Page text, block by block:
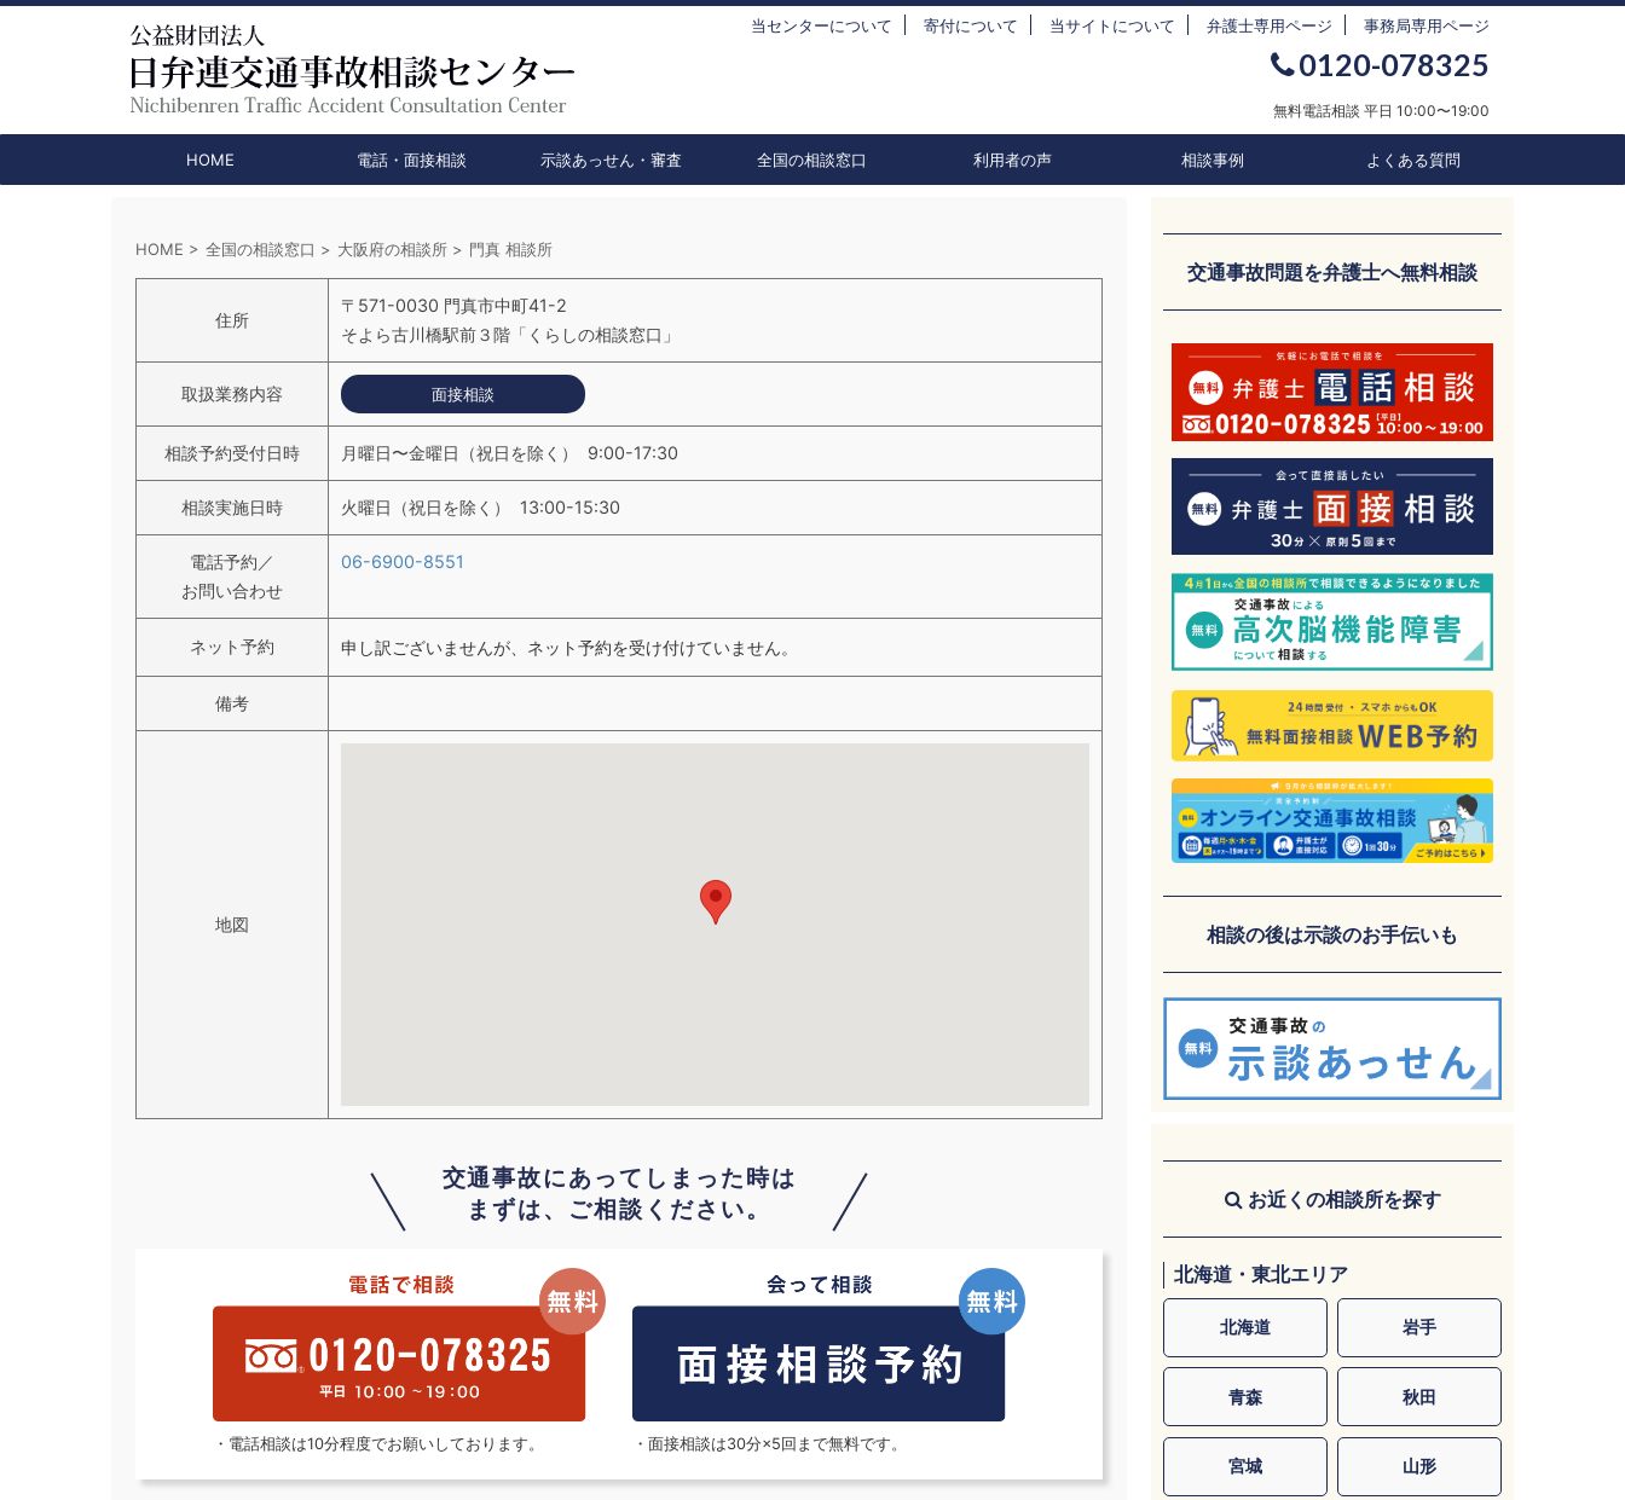
当センターについて 寄付について 当サイトについて 弁護士専用ページ 事務局専用ページ
0120-078325
無料電話相談 平日 10:00〜19:00
HOME 電話・面接相談 示談あっせん・審査 全国の相談窓口 利用者の声 相談事例 よくある質問
HOME > 全国の相談窓口 > 大阪府の相談所 > 門真 相談所
住所
〒571-0030 門真市中町41-2
そよら古川橋駅前３階「くらしの相談窓口」
取扱業務内容 面接相談
相談予約受付日時 月曜日〜金曜日（祝日を除く） 9:00-17:30
相談実施日時 火曜日（祝日を除く） 13:00-15:30
電話予約／
お問い合わせ
06-6900-8551
ネット予約 申し訳ございませんが、ネット予約を受け付けていません。
備考
地図
交通事故にあってしまった時は
まずは、ご相談ください。
・電話相談は10分程度でお願いしております。 ・面接相談は30分×5回まで無料です。
交通事故問題を弁護士へ無料相談
相談の後は示談のお手伝いも
お近くの相談所を探す
北海道・東北エリア
北海道 岩手
青森 秋田
宮城 山形